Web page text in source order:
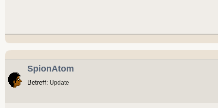
SpionAtom
Betreff: Update